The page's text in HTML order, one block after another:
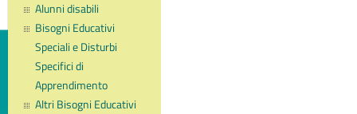
Alunni disabili
Bisogni Educativi
Speciali e Disturbi
Specifici di
Apprendimento
Altri Bisogni Educativi